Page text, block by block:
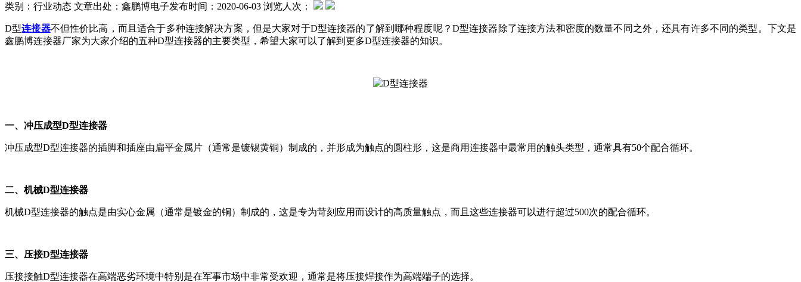
类别：行业动态 文章出处：鑫鹏博电子发布时间：2020-06-03 浏览人次：
D型连接器不但性价比高，而且适合于多种连接解决方案，但是大家对于D型连接器的了解到哪种程度呢？D型连接器除了连接方法和密度的数量不同之外，还具有许多不同的类型。下文是
鑫鹏博连接器厂家为大家介绍的五种D型连接器的主要类型，希望大家可以了解到更多D型连接器的知识。
一、冲压成型D型连接器
冲压成型D型连接器的插脚和插座由扁平金属片（通常是镀锡黄铜）制成的，并形成为触点的圆柱形，这是商用连接器中最常用的触头类型，通常具有50个配合循环。
二、机械D型连接器
机械D型连接器的触点是由实心金属（通常是镀金的铜）制成的，这是专为苛刻应用而设计的高质量触点，而且这些连接器可以进行超过500次的配合循环。
三、压接D型连接器
压接接触D型连接器在高端恶劣环境中特别是在军事市场中非常受欢迎，通常是将压接焊接作为高端端子的选择。